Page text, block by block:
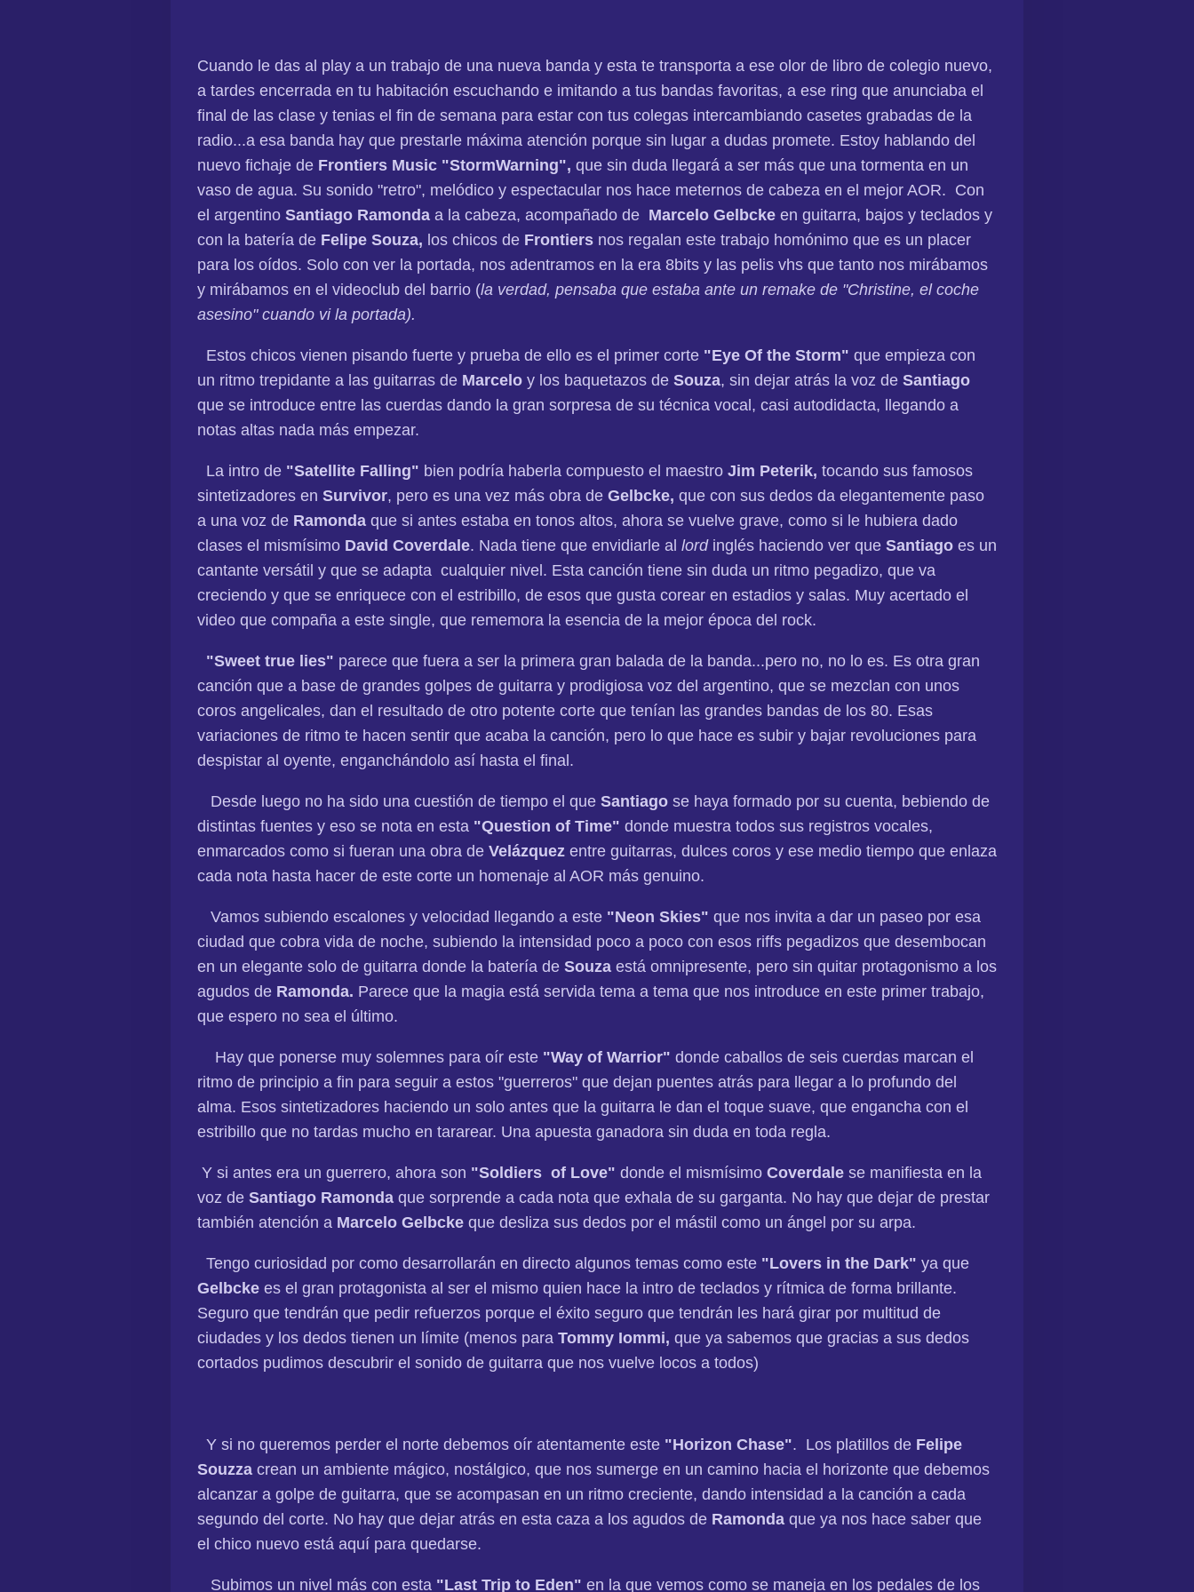
Cuando le das al play a un trabajo de una nueva banda y esta te transporta a ese olor de libro de colegio nuevo,
a tardes encerrada en tu habitación escuchando e imitando a tus bandas favoritas, a ese ring que anunciaba el
final de las clase y tenias el fin de semana para estar con tus colegas intercambiando casetes grabadas de la
radio...a esa banda hay que prestarle máxima atención porque sin lugar a dudas promete. Estoy hablando del
nuevo fichaje de Frontiers Music "StormWarning", que sin duda llegará a ser más que una tormenta en un
vaso de agua. Su sonido "retro", melódico y espectacular nos hace meternos de cabeza en el mejor AOR. Con
el argentino Santiago Ramonda a la cabeza, acompañado de Marcelo Gelbcke en guitarra, bajos y teclados y
con la batería de Felipe Souza, los chicos de Frontiers nos regalan este trabajo homónimo que es un placer
para los oídos. Solo con ver la portada, nos adentramos en la era 8bits y las pelis vhs que tanto nos mirábamos
y mirábamos en el videoclub del barrio (la verdad, pensaba que estaba ante un remake de "Christine, el coche
asesino" cuando vi la portada).
Estos chicos vienen pisando fuerte y prueba de ello es el primer corte "Eye Of the Storm" que empieza con
un ritmo trepidante a las guitarras de Marcelo y los baquetazos de Souza, sin dejar atrás la voz de Santiago
que se introduce entre las cuerdas dando la gran sorpresa de su técnica vocal, casi autodidacta, llegando a
notas altas nada más empezar.
La intro de "Satellite Falling" bien podría haberla compuesto el maestro Jim Peterik, tocando sus famosos
sintetizadores en Survivor, pero es una vez más obra de Gelbcke, que con sus dedos da elegantemente paso
a una voz de Ramonda que si antes estaba en tonos altos, ahora se vuelve grave, como si le hubiera dado
clases el mismísimo David Coverdale. Nada tiene que envidiarle al lordinglés haciendo ver que Santiago es un
cantante versátil y que se adapta cualquier nivel. Esta canción tiene sin duda un ritmo pegadizo, que va
creciendo y que se enriquece con el estribillo, de esos que gusta corear en estadios y salas. Muy acertado el
video que compaña a este single, que rememora la esencia de la mejor época del rock.
"Sweet true lies" parece que fuera a ser la primera gran balada de la banda...pero no, no lo es. Es otra gran
canción que a base de grandes golpes de guitarra y prodigiosa voz del argentino, que se mezclan con unos
coros angelicales, dan el resultado de otro potente corte que tenían las grandes bandas de los 80. Esas
variaciones de ritmo te hacen sentir que acaba la canción, pero lo que hace es subir y bajar revoluciones para
despistar al oyente, enganchándolo así hasta el final.
Desde luego no ha sido una cuestión de tiempo el que Santiago se haya formado por su cuenta, bebiendo de
distintas fuentes y eso se nota en esta "Question of Time" donde muestra todos sus registros vocales,
enmarcados como si fueran una obra de Velázquez entre guitarras, dulces coros y ese medio tiempo que enlaza
cada nota hasta hacer de este corte un homenaje al AOR más genuino.
Vamos subiendo escalones y velocidad llegando a este "Neon Skies" que nos invita a dar un paseo por esa
ciudad que cobra vida de noche, subiendo la intensidad poco a poco con esos riffs pegadizos que desembocan
en un elegante solo de guitarra donde la batería de Souza está omnipresente, pero sin quitar protagonismo a los
agudos de Ramonda. Parece que la magia está servida tema a tema que nos introduce en este primer trabajo,
que espero no sea el último.
Hay que ponerse muy solemnes para oír este "Way of Warrior" donde caballos de seis cuerdas marcan el
ritmo de principio a fin para seguir a estos "guerreros" que dejan puentes atrás para llegar a lo profundo del
alma. Esos sintetizadores haciendo un solo antes que la guitarra le dan el toque suave, que engancha con el
estribillo que no tardas mucho en tararear. Una apuesta ganadora sin duda en toda regla.
Y si antes era un guerrero, ahora son "Soldiers of Love" donde el mismísimo Coverdale se manifiesta en la
voz de Santiago Ramonda que sorprende a cada nota que exhala de su garganta. No hay que dejar de prestar
también atención a Marcelo Gelbcke que desliza sus dedos por el mástil como un ángel por su arpa.
Tengo curiosidad por como desarrollarán en directo algunos temas como este "Lovers in the Dark" ya que
Gelbcke es el gran protagonista al ser el mismo quien hace la intro de teclados y rítmica de forma brillante.
Seguro que tendrán que pedir refuerzos porque el éxito seguro que tendrán les hará girar por multitud de
ciudades y los dedos tienen un límite (menos para Tommy Iommi, que ya sabemos que gracias a sus dedos
cortados pudimos descubrir el sonido de guitarra que nos vuelve locos a todos)
Y si no queremos perder el norte debemos oír atentamente este "Horizon Chase". Los platillos de Felipe
Souzza crean un ambiente mágico, nostálgico, que nos sumerge en un camino hacia el horizonte que debemos
alcanzar a golpe de guitarra, que se acompasan en un ritmo creciente, dando intensidad a la canción a cada
segundo del corte. No hay que dejar atrás en esta caza a los agudos de Ramonda que ya nos hace saber que
el chico nuevo está aquí para quedarse.
Subimos un nivel más con esta "Last Trip to Eden" en la que vemos como se maneja en los pedales de los